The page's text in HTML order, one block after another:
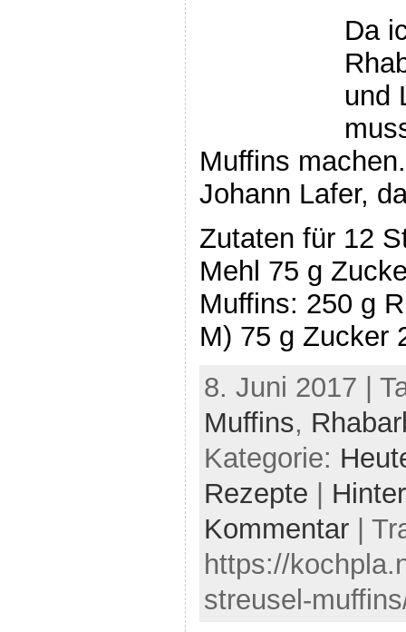
Da
und
Muffins
Johann Lafer,
Zutaten für 12
Mehl 75 g
Muffins: 250 g
M) 75 g
8. Juni 2017 |
Muffins,
Kategorie:
Rezepte
Kommentar|
https://
streusel-